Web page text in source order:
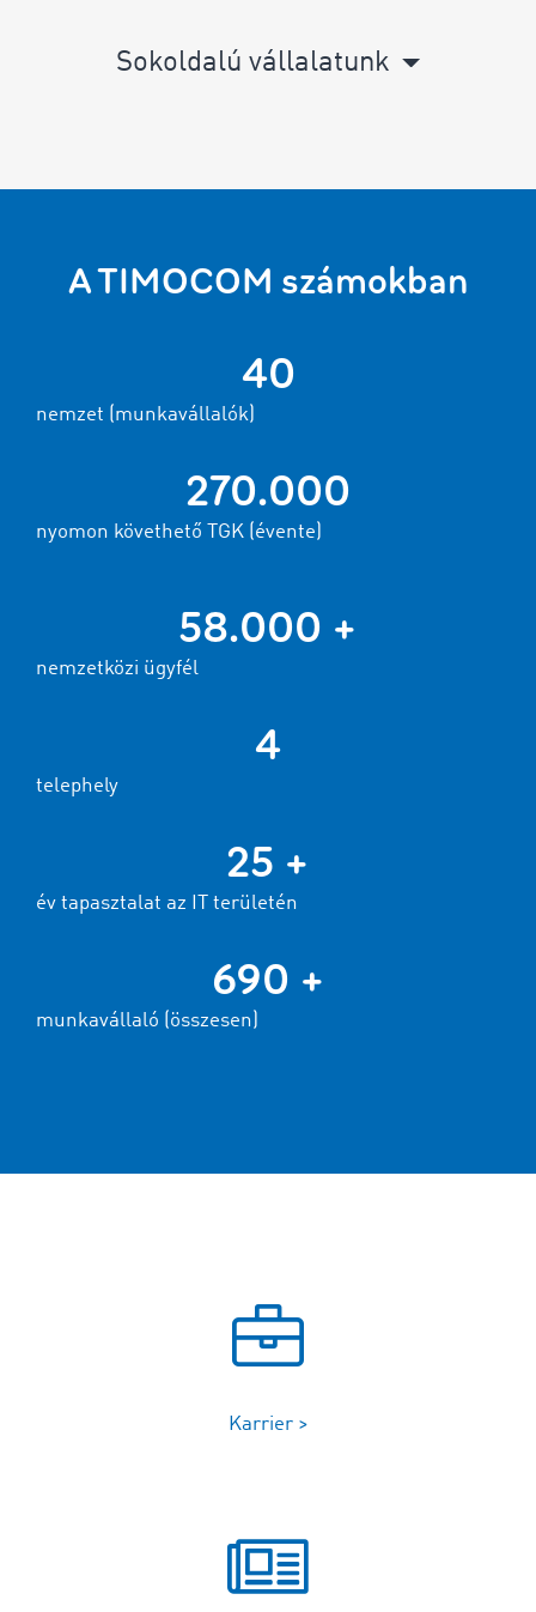
Sokoldalú vállalatunk
A TIMOCOM számokban
40
nemzet (munkavállalók)
270.000
nyomon követhető TGK (évente)
58.000 +
nemzetközi ügyfél
4
telephely
25 +
év tapasztalat az IT területén
690 +
munkavállaló (összesen)
Karrier >